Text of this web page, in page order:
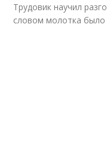
Трудовик научил
словом молотка было